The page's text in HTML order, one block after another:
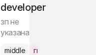
developer
зп не
указана
middle гибрид